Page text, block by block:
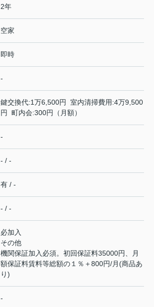
2年
空家
即時
-
鍵交換代:1万6,500円 室内清掃費用:4万9,500
円 町内会:300円（月額）
-
- / -
有 / -
- / -
必加入
その他
機関保証加入必須。初回保証料35000円、月
額保証料賃料等総額の１％＋800円/月(商品あ
り)
-